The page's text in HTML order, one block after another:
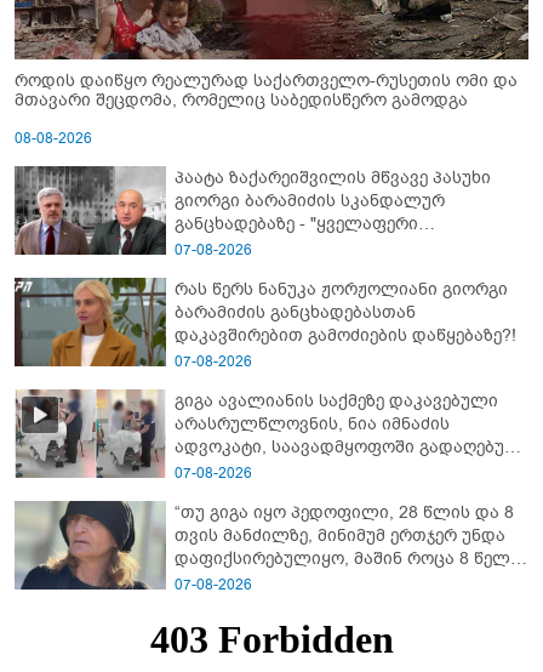
როდის დაიწყო რეალურად საქართველო-რუსეთის ომი და
მთავარი შეცდომა, რომელიც საბედისწერო გამოდგა
08-08-2026
პაატა ზაქარეიშვილის მწვავე პასუხი
გიორგი ბარამიძის სკანდალურ
განცხადებაზე - "ყველაფერი
დეტალურად ვიცი... კამანში მოკლული
ბარამიძე კი ტყუის"
07-08-2026
რას წერს ნანუკა ჟორჟოლიანი გიორგი
ბარამიძის განცხადებასთან
დაკავშირებით გამოძიების დაწყებაზე?!
07-08-2026
გიგა ავალიანის საქმეზე დაკავებული
არასრულწლოვნის, ნია იმნაძის
ადვოკატი, საავადმყოფოში გადაღებულ
კადრებს ავრცელებს
07-08-2026
“თუ გიგა იყო პედოფილი, 28 წლის და 8
თვის მანძილზე, მინიმუმ ერთჯერ უნდა
დაფიქსირებულიყო, მაშინ როცა 8 წელი
ამზადებდა მოსწავლეებს! - იპოვონ ერთი
ავიწროებდა” - ეკა კუპატაძე
07-08-2026